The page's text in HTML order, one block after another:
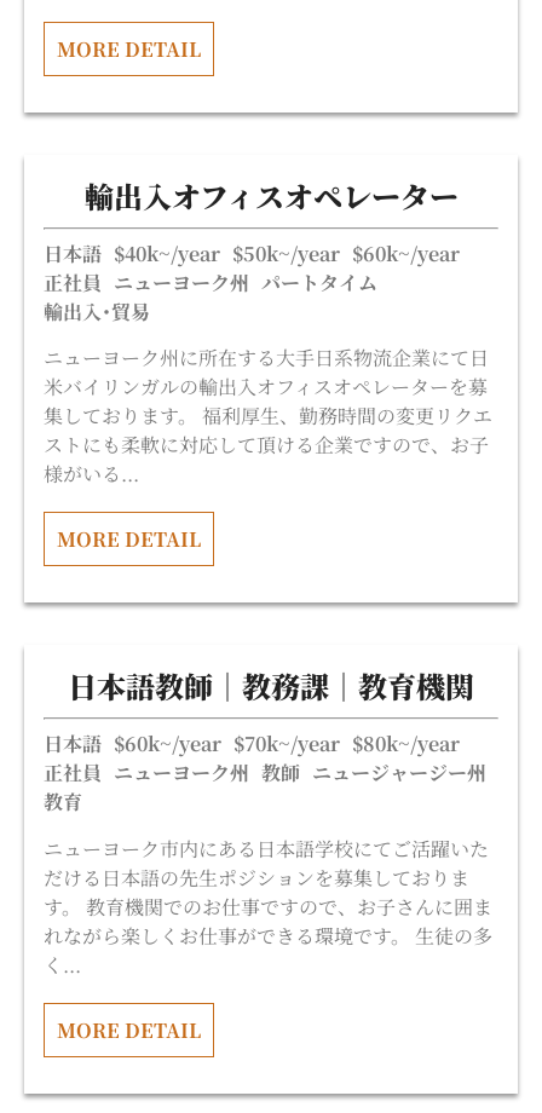
MORE DETAIL
輸出入オフィスオペレーター
日本語 $40k~/year $50k~/year $60k~/year
正社員 ニューヨーク州 パートタイム
輸出入･貿易
ニューヨーク州に所在する大手日系物流企業にて日
米バイリンガルの輸出入オフィスオペレーターを募
集しております。 福利厚生、勤務時間の変更リクエ
ストにも柔軟に対応して頂ける企業ですので、お子
様がいる...
MORE DETAIL
日本語教師｜ 教務課｜ 教育機関
日本語 $60k~/year $70k~/year $80k~/year
正社員 ニューヨーク州 教師 ニュージャージー州
教育
ニューヨーク市内にある日本語学校にてご活躍いた
だける日本語の先生ポジションを募集しておりま
す。 教育機関でのお仕事ですので、お子さんに囲ま
れながら楽しくお仕事ができる環境です。 生徒の多
く...
MORE DETAIL